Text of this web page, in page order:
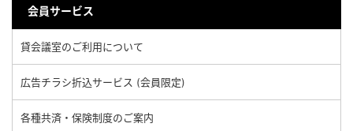
会員サービス
貸会議室のご利用について
広告チラシ折込サービス (会員限定)
各種共済・保険制度のご案内